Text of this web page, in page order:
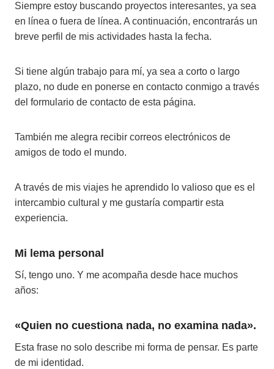
Siempre estoy buscando proyectos interesantes, ya sea
en línea o fuera de línea. A continuación, encontrarás un
breve perfil de mis actividades hasta la fecha.
Si tiene algún trabajo para mí, ya sea a corto o largo
plazo, no dude en ponerse en contacto conmigo a través
del formulario de contacto de esta página.
También me alegra recibir correos electrónicos de
amigos de todo el mundo.
A través de mis viajes he aprendido lo valioso que es el
intercambio cultural y me gustaría compartir esta
experiencia.
Mi lema personal
Sí, tengo uno. Y me acompaña desde hace muchos
años:
«Quien no cuestiona nada, no examina nada».
Esta frase no solo describe mi forma de pensar. Es parte
de mi identidad.